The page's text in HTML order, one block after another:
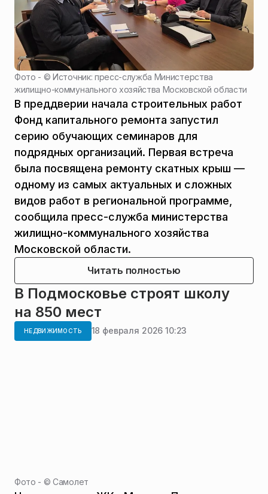
Фото - ©Источник: пресс-служба Министерства
жилищно-коммунального хозяйства Московской области
В преддверии начала строительных работ
Фонд капитального ремонта запустил
серию обучающих семинаров для
подрядных организаций. Первая встреча
была посвящена ремонту скатных крыш —
одному из самых актуальных и сложных
видов работ в региональной программе,
сообщила пресс-служба министерства
жилищно-коммунального хозяйства
Московской области.
Читать полностью
В Подмосковье строят школу
на 850 мест
НЕДВИЖИМОСТЬ 18 февраля 2026 10:23
Фото - ©Самолет